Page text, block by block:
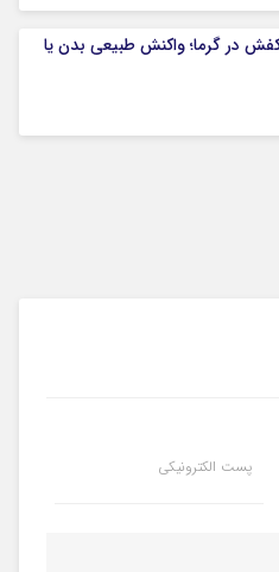
در گرما؛ واکنش طبیعی بدن یا
پست الکترونیکی